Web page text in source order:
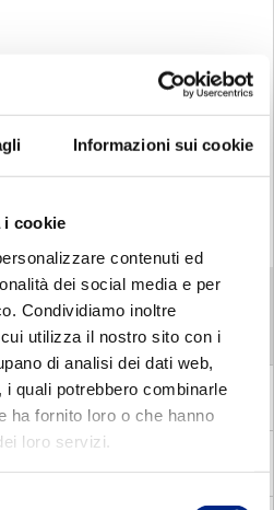
Informazioni sui cookie
i cookie
contenuti ed
dei social media e per
Condividiamo inoltre
utilizza il nostro sito con i
di analisi dei dati web,
quali potrebbero combinarle
ha fornito loro o che hanno
loro servizi.
phase motors with electronic
relay
switch